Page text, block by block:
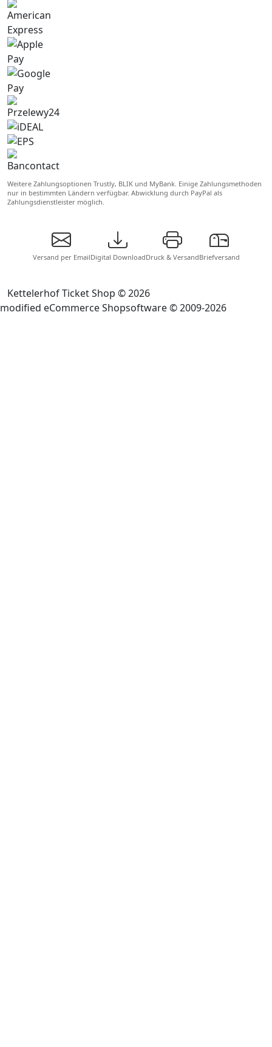
Weitere Zahlungsoptionen Trustly, BLIK und MyBank. Einige Zahlungsmethoden
nur in bestimmten Ländern verfügbar. Abwicklung durch PayPal als
Zahlungsdienstleister möglich.
Versand per EmailDigital DownloadDruck & VersandBriefversand
Kettelerhof Ticket Shop © 2026
modified eCommerce Shopsoftware © 2009-2026